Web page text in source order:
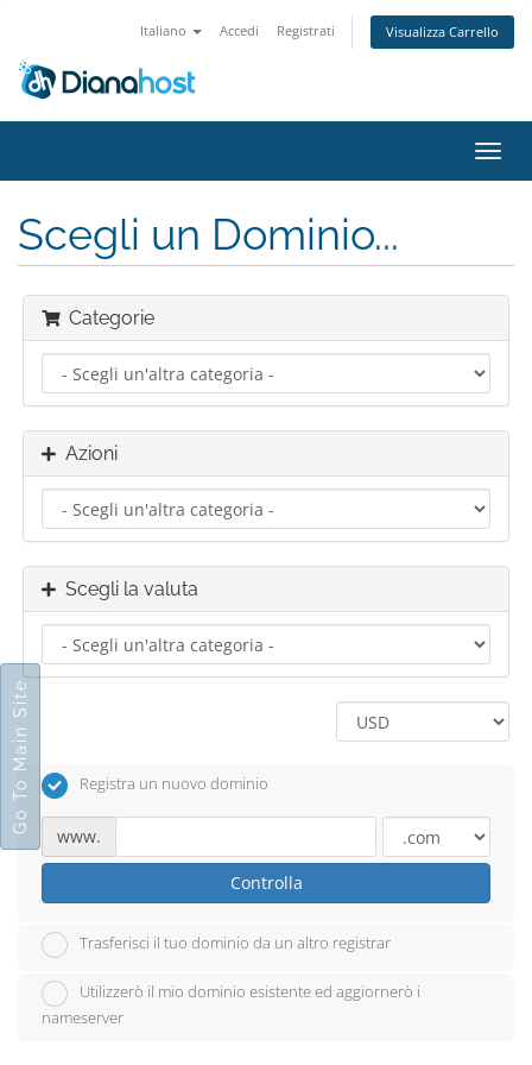
Italiano Accedi Registrati Visualizza Carrello
Attiva
Scegli un Dominio...
Categorie
Azioni
Scegli la valuta
Registra un nuovo dominio
www.
Controlla
Trasferisci il tuo dominio da un altro registrar
Utilizzerò il mio dominio esistente ed aggiornerò i
nameserver
Go To Main Site